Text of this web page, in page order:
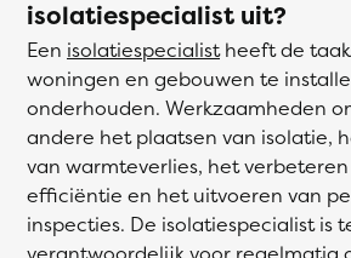
isolatiespecialist uit?
Een isolatiespecialistheeft de
woningen en gebouwen te
onderhouden. Werkzaamheden
andere het plaatsen van isolatie,
van warmteverlies, het
efficiëntie en het uitvoeren van
inspecties. De isolatiespecialist is